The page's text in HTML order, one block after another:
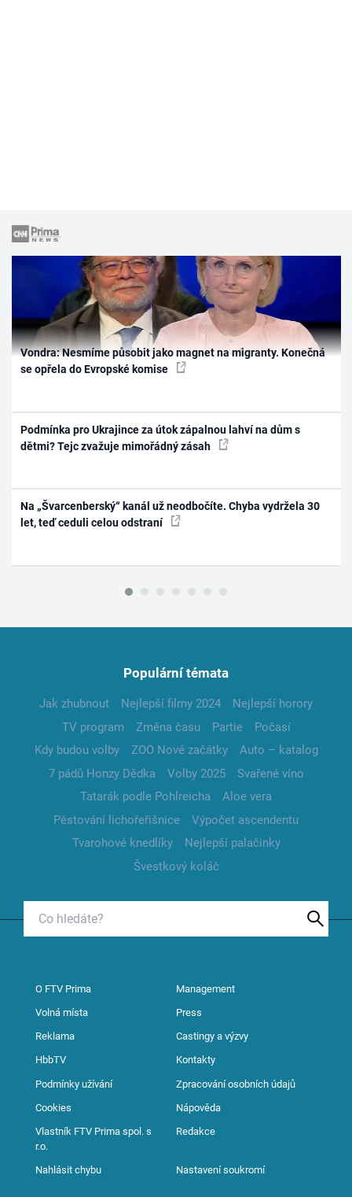
Vondra: Nesmíme působit jako magnet na migranty. Konečná
se opřela do Evropské komise
Podmínka pro Ukrajince za útok zápalnou lahví na dům s
dětmi? Tejc zvažuje mimořádný zásah
Na „Švarcenberský“ kanál už neodbočíte. Chyba vydržela 30
let, teď ceduli celou odstraní
Populární témata
Jak zhubnout Nejlepší filmy 2024
Nejlepší horory
TV program
Změna času Partie
Počasí
Kdy budou volby
ZOO Nové začátky
Auto – katalog
7 pádů Honzy Dědka
Volby 2025
Svařené víno
Tatarák podle Pohlreicha
Aloe vera
Pěstování lichořeřišnice
Výpočet ascendentu
Tvarohové knedlíky
Nejlepší palačinky
Švestkový koláč
O FTV Prima Management
Volná místa Press
Reklama Castingy a výzvy
HbbTV Kontakty
Podmínky užívání Zpracování osobních údajů
Cookies Nápověda
Vlastník FTV Prima spol. s
r.o.
Redakce
Nahlásit chybu Nastavení soukromí